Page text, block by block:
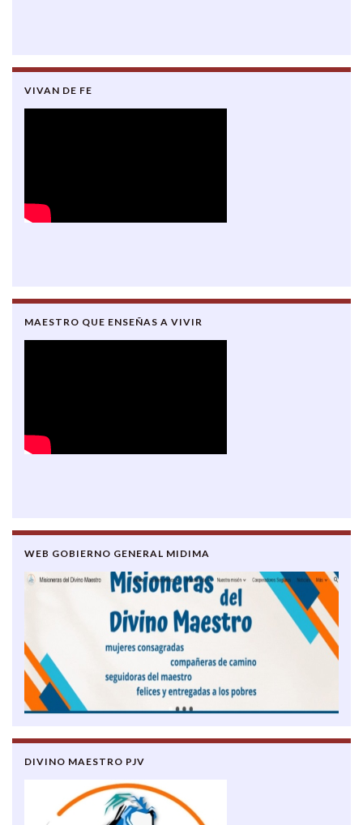
VIVAN DE FE
MAESTRO QUE ENSEÑAS A VIVIR
WEB GOBIERNO GENERAL MIDIMA
DIVINO MAESTRO PJV